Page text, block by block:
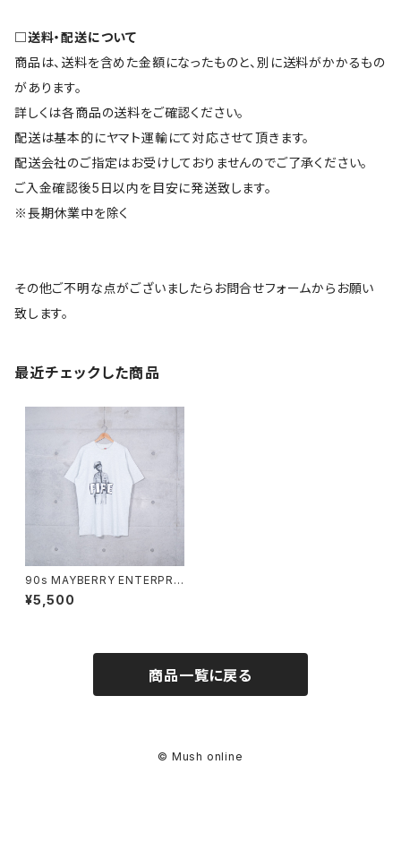
□送料・配送について
商品は、送料を含めた金額になったものと、別に送料がかかるもの
があります。
詳しくは各商品の送料をご確認ください。
配送は基本的にヤマト運輸にて対応させて頂きます。
配送会社のご指定はお受けしておりませんのでご了承ください。
ご入金確認後5日以内を目安に発送致します。
※長期休業中を除く
その他ご不明な点がございましたらお問合せフォームからお願い
致します。
最近チェックした商品
90s MAYBERRY ENTERPRI
SES / FIFE T-SHIRT (used)
¥5,500
商品一覧に戻る
© Mush online